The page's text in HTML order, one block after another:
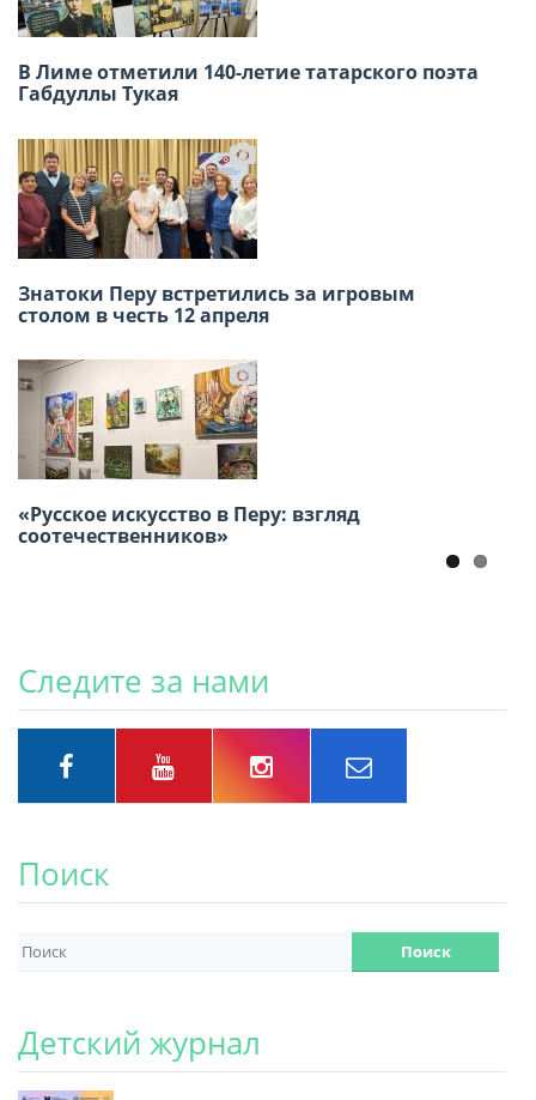
В Лиме отметили 140-летие татарского поэта
Габдуллы Тукая
Знатоки Перу встретились за игровым
столом в честь 12 апреля
«Русское искусство в Перу: взгляд
соотечественников»
Х международный конкурс детского рисунка
2026
Масленица в Русском доме в Лиме собрала
большое количество гостей.
В Лиме прошёл XI Детский фестиваль
русского творчества «Весёлые нотки»
Следите за нами
Поиск
Детский журнал